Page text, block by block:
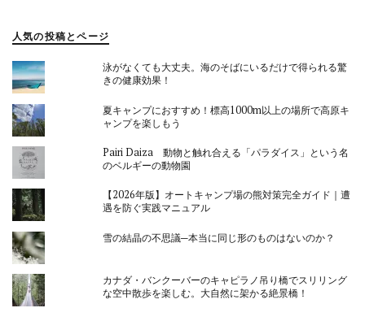
人気の投稿とページ
泳がなくても大丈夫。海のそばにいるだけで得られる驚
きの健康効果！
夏キャンプにおすすめ！標高1000m以上の場所で高原キ
ャンプを楽しもう
Pairi Daiza 動物と触れ合える「パラダイス」という名
のベルギーの動物園
【2026年版】オートキャンプ場の熊対策完全ガイド｜遭
遇を防ぐ実践マニュアル
雪の結晶の不思議─本当に同じ形のものはないのか？
カナダ・バンクーバーのキャピラノ吊り橋でスリリング
な空中散歩を楽しむ。大自然に架かる絶景橋！